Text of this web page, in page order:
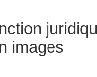
images